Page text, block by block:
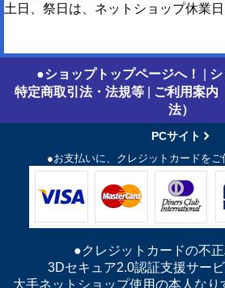
土日、祭日は、ネットショップ休業日
●ショップトップページへ！
特定商取引法・法規等
ご利用案内
法）
PCサイト
●お支払いに、クレジットカードをご
●クレジットカードの不
3Dセキュア2.0認証支援サービ
大手ネットショップ使用の本人な